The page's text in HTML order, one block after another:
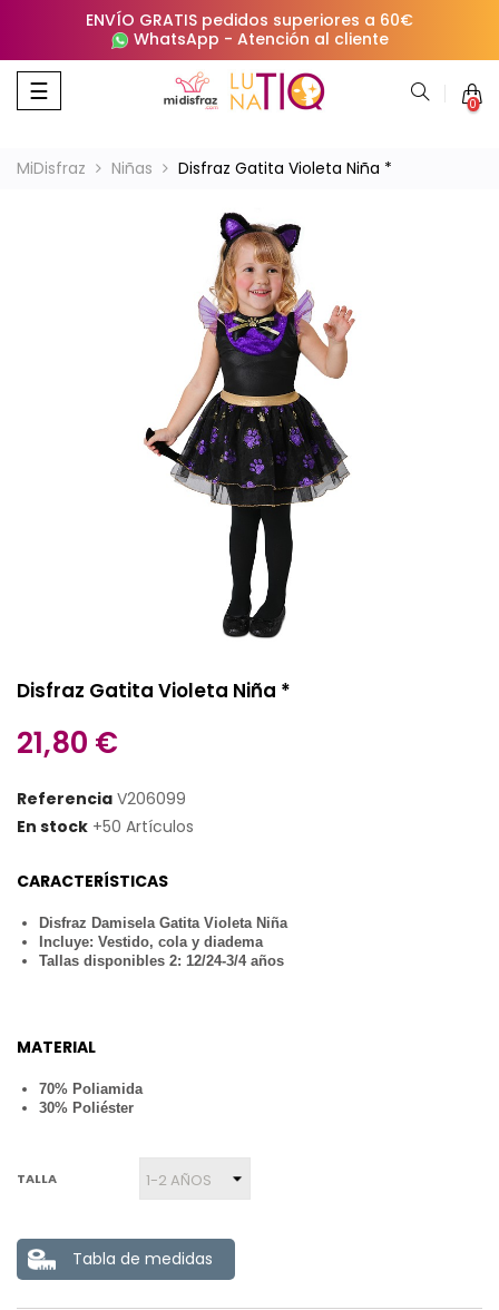
ENVÍO GRATIS pedidos superiores a 60€
WhatsApp - Atención al cliente
Navegación
de
☰ 0
MiDisfraz Niñas Disfraz Gatita Violeta Niña *
Disfraz Gatita Violeta Niña *
21,80 €
Referencia V206099
En stock +50 Artículos
CARACTERÍSTICAS
Disfraz Damisela Gatita Violeta Niña
Incluye: Vestido, cola y diadema
Tallas disponibles 2: 12/24-3/4 años
MATERIAL
70% Poliamida
30% Poliéster
TALLA
Tabla de medidas